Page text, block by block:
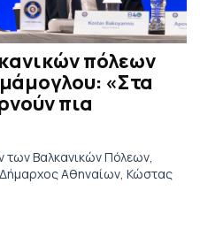
πόλεων
«Στα
πια
Βαλκανικών Πόλεων,
Αθηναίων, Κώστας